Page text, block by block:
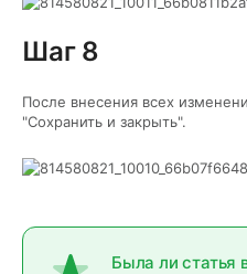
Шаг 8
После внесения всех
"Сохранить и закрыть".
Была ли статья